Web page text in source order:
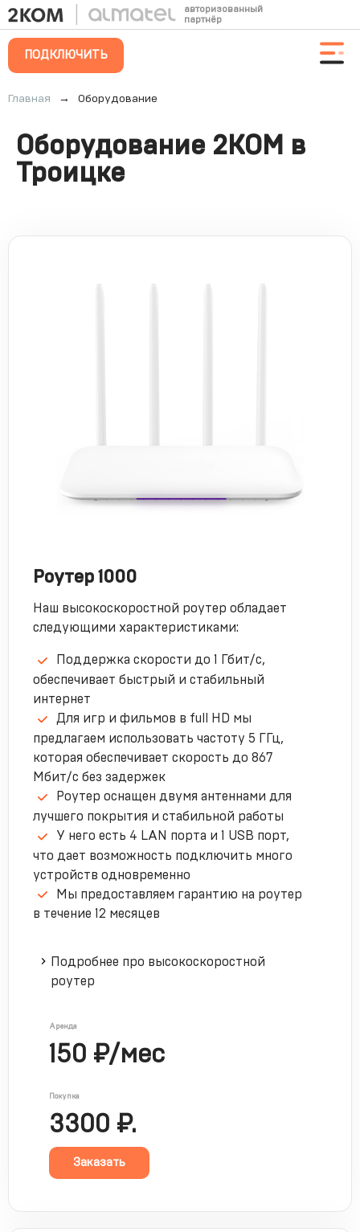
авторизованный
партнёр
ПОДКЛЮЧИТЬ
Главная → Оборудование
Оборудование 2КОМ в
Троицке
Роутер 1000
Наш высокоскоростной роутер обладает
следующими характеристиками:
Поддержка скорости до 1 Гбит/с,
обеспечивает быстрый и стабильный
интернет
Для игр и фильмов в full HD мы
предлагаем использовать частоту 5 ГГц,
которая обеспечивает скорость до 867
Мбит/с без задержек
Роутер оснащен двумя антеннами для
лучшего покрытия и стабильной работы
У него есть 4 LAN порта и 1 USB порт,
что дает возможность подключить много
устройств одновременно
Мы предоставляем гарантию на роутер
в течение 12 месяцев
Подробнее про высокоскоростной
роутер
Аренда
150 ₽/мес
Покупка
3300 ₽.
Заказать